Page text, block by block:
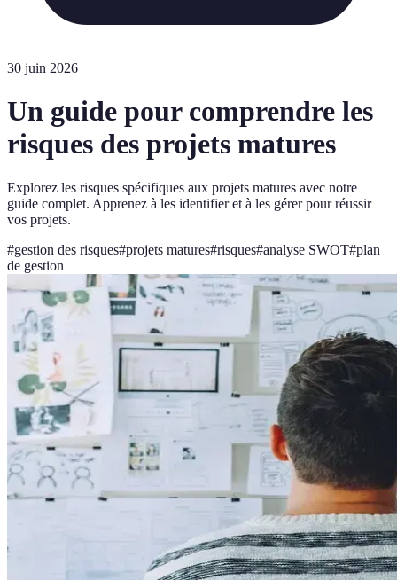
30 juin 2026
Un guide pour comprendre les
risques des projets matures
Explorez les risques spécifiques aux projets matures avec notre
guide complet. Apprenez à les identifier et à les gérer pour réussir
vos projets.
#gestion des risques#projets matures#risques#analyse SWOT#plan
de gestion